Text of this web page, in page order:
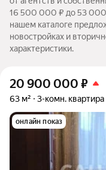
16 500 000 ₽ до 53
нашем каталоге
новостройках и
характеристики.
20 900 000 ₽
63 м² 3-комн. квартира
онлайн показ